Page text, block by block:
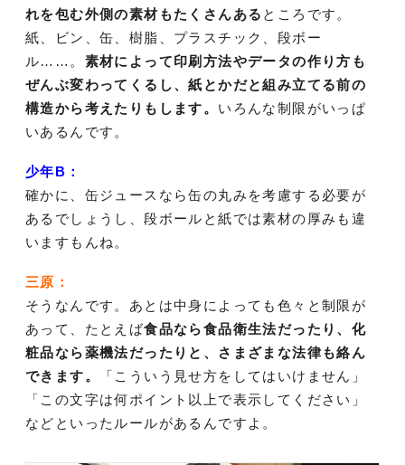
れを包む外側の素材もたくさんある ところです。
紙、ビン、缶、樹脂、プラスチック、段ボー
ル……。 素材によって印刷方法やデータの作り方も
ぜんぶ変わってくるし、紙とかだと組み立てる前の
構造から考えたりもします。 いろんな制限がいっぱ
いあるんです。
少年B：
確かに、缶ジュースなら缶の丸みを考慮する必要が
あるでしょうし、段ボールと紙では素材の厚みも違
いますもんね。
三原：
そうなんです。あとは中身によっても色々と制限が
あって、たとえば食品なら食品衛生法だったり、化
粧品なら薬機法だったりと、さまざまな法律も絡ん
できます。
「こういう見せ方をしてはいけません」
「この文字は何ポイント以上で表示してください」
などといったルールがあるんですよ。